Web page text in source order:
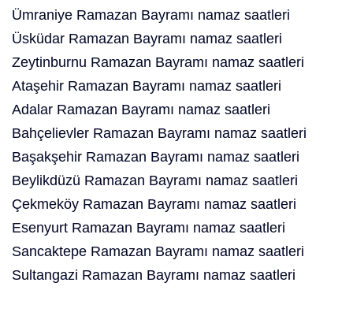
Ümraniye Ramazan Bayramı namaz saatleri
Üsküdar Ramazan Bayramı namaz saatleri
Zeytinburnu Ramazan Bayramı namaz saatleri
Ataşehir Ramazan Bayramı namaz saatleri
Adalar Ramazan Bayramı namaz saatleri
Bahçelievler Ramazan Bayramı namaz saatleri
Başakşehir Ramazan Bayramı namaz saatleri
Beylikdüzü Ramazan Bayramı namaz saatleri
Çekmeköy Ramazan Bayramı namaz saatleri
Esenyurt Ramazan Bayramı namaz saatleri
Sancaktepe Ramazan Bayramı namaz saatleri
Sultangazi Ramazan Bayramı namaz saatleri